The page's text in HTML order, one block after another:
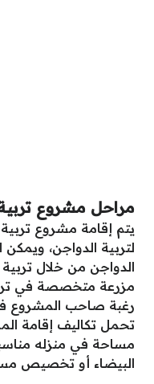
مراحل مشروع
يتم إقامة مشروع
لتربية الدواجن،
الدواجن من خلال تربية
مزرعة متخصصة في
رغبة صاحب المشروع
تحمل تكاليف إقامة
مساحة في منزله
البيضاء أو تخصيص